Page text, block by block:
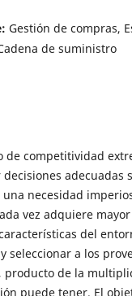
Gestión de compras,
de suministro
de competitividad
adecuadas
necesidad
vez adquiere
del
seleccionar a los
producto de la
puede tener. El